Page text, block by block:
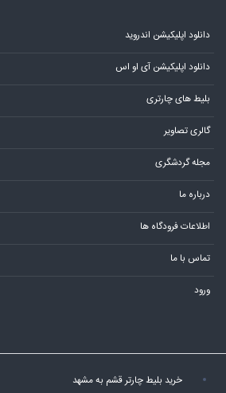
دانلود اپلیکیشن اندروید
دانلود اپلیکیشن آی او اس
بلیط های چارتری
گالری تصاویر
مجله گردشگری
درباره ما
اطلاعات فرودگاه ها
تماس با ما
ورود
خرید بلیط چارتر قشم به مشهد